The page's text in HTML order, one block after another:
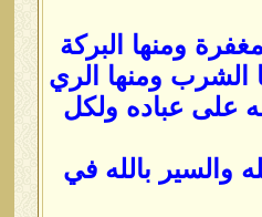
ومنها البركة
الشرب ومنها الري
على عباده ولكل
والسير بالله في